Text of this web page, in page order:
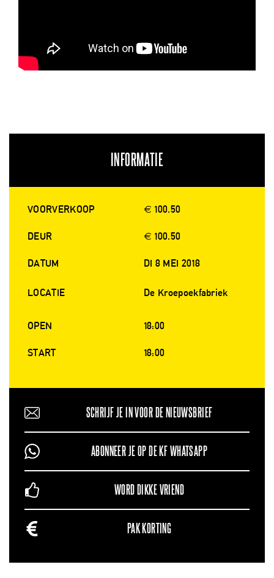
INFORMATIE
VOORVERKOOP € 100.50
DEUR € 100.50
DATUM DI 8 MEI 2018
LOCATIE De Kroepoekfabriek
OPEN 18:00
START 18:00
SCHRIJF JE IN VOOR DE NIEUWSBRIEF
ABONNEER JE OP DE KF WHATSAPP
WORD DIKKE VRIEND
PAK KORTING